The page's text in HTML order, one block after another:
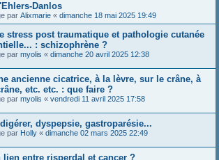
Danlos
par Alixmarie « dimanche 18 mai 2025 19:49
stress post traumatique et pathologie cutanée
: schizophrène ?
par myolis « dimanche 20 avril 2025 12:38
ancienne cicatrice, à la lèvre, sur le crâne, à
etc. etc. : que faire ?
par myolis « vendredi 11 avril 2025 17:58
dyspepsie, gastroparésie...
par Holly « dimanche 02 mars 2025 22:49
lien entre risperdal et cancer ?